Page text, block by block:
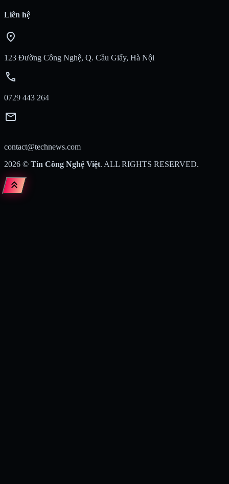
Liên hệ
location_on
123 Đường Công Nghệ, Q. Cầu Giấy, Hà Nội
call
0729 443 264
mail
contact@technews.com
2026 © Tin Công Nghệ Việt. ALL RIGHTS RESERVED.
keyboard_double_arrow_up